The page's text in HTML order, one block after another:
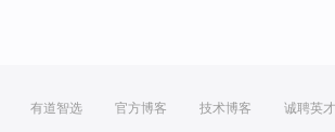
有道智选 官方博客 技术博客 诚聘英才